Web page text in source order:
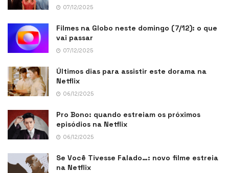
07/12/2025
Filmes na Globo neste domingo (7/12): o que
vai passar
07/12/2025
Últimos dias para assistir este dorama na
Netflix
06/12/2025
Pro Bono: quando estreiam os próximos
episódios na Netflix
06/12/2025
Se Você Tivesse Falado…: novo filme estreia
na Netflix